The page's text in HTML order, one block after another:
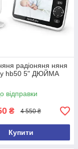
радіоняня няня
hb50 5" ДЮЙМА
відправки
₴ 4 550 ₴
Купити